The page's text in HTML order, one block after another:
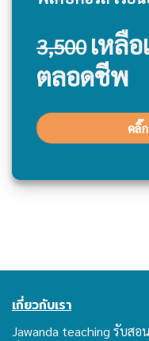
3,500 เหลื
ตลอดชีพ
คลิ๊
เกี่ยวกับเรา
Jawanda teaching รับส